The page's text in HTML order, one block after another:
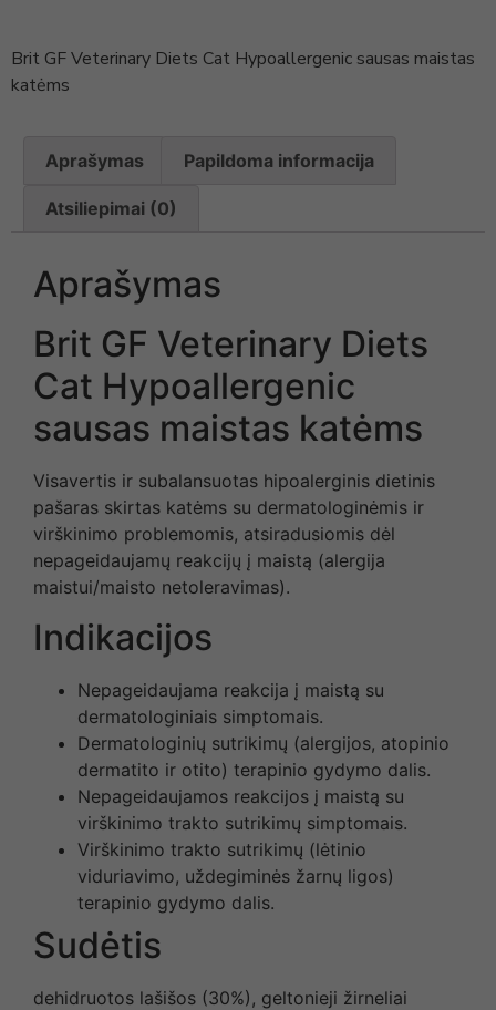
Brit GF Veterinary Diets Cat Hypoallergenic sausas maistas
katėms
Aprašymas Papildoma informacija
Atsiliepimai (0)
Aprašymas
Brit GF Veterinary Diets
Cat Hypoallergenic
sausas maistas katėms
Visavertis ir subalansuotas hipoalerginis dietinis
pašaras skirtas katėms su dermatologinėmis ir
virškinimo problemomis, atsiradusiomis dėl
nepageidaujamų reakcijų į maistą (alergija
maistui/maisto netoleravimas).
Indikacijos
Nepageidaujama reakcija į maistą su
dermatologiniais simptomais.
Dermatologinių sutrikimų (alergijos, atopinio
dermatito ir otito) terapinio gydymo dalis.
Nepageidaujamos reakcijos į maistą su
virškinimo trakto sutrikimų simptomais.
Virškinimo trakto sutrikimų (lėtinio
viduriavimo, uždegiminės žarnų ligos)
terapinio gydymo dalis.
Sudėtis
dehidruotos lašišos (30%), geltonieji žirneliai